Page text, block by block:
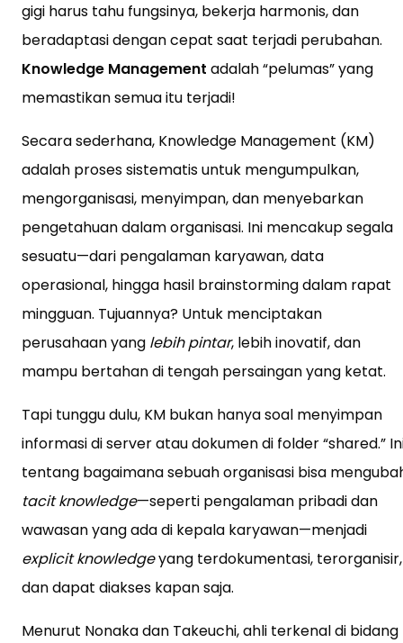
gigi harus tahu fungsinya, bekerja harmonis, dan
beradaptasi dengan cepat saat terjadi perubahan.
Knowledge Management adalah “pelumas” yang
memastikan semua itu terjadi!
Secara sederhana, Knowledge Management (KM)
adalah proses sistematis untuk mengumpulkan,
mengorganisasi, menyimpan, dan menyebarkan
pengetahuan dalam organisasi. Ini mencakup segala
sesuatu—dari pengalaman karyawan, data
operasional, hingga hasil brainstorming dalam rapat
mingguan. Tujuannya? Untuk menciptakan
perusahaan yang lebih pintar, lebih inovatif, dan
mampu bertahan di tengah persaingan yang ketat.
Tapi tunggu dulu, KM bukan hanya soal menyimpan
informasi di server atau dokumen di folder “shared.”
tentang bagaimana sebuah organisasi bisa
tacit knowledge—seperti pengalaman pribadi dan
wawasan yang ada di kepala karyawan—menjadi
explicit knowledgeyang terdokumentasi, terorganisir,
dan dapat diakses kapan saja.
Menurut Nonaka dan Takeuchi, ahli terkenal di bidang